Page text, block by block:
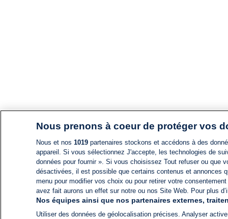
Nous prenons à coeur de protéger vos
Nous et nos 1019partenaires stockons et accédons à des
appareil. Si vous sélectionnez J'accepte, les technologies de
données pour fournir ». Si vous choisissez Tout refuser ou
désactivées, il est possible que certains contenus et annonces
menu pour modifier vos choix ou pour retirer votre
avez fait aurons un effet sur notre ou nos Site Web. Pour plus
Nos équipes ainsi que nos partenaires externes,
Utiliser des données de géolocalisation précises. Analyser